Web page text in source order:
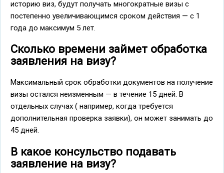
историю виз, будут получать многократные визы с
постепенно увеличивающимся сроком действия — с 1
года до максимум 5 лет.
Сколько времени займет обработка
заявления на визу?
Максимальный срок обработки документов на получение
визы остался неизменным — в течение 15 дней. В
отдельных случах ( например, когда требуется
дополнительная проверка заявки), он может занимать до
45 дней.
В какое консульство подавать
заявление на визу?